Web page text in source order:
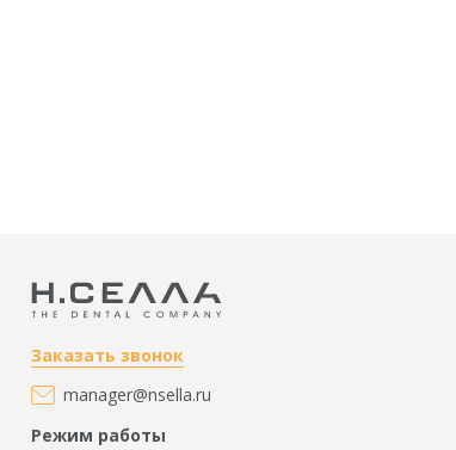
Заказать звонок
manager@nsella.ru
Режим работы